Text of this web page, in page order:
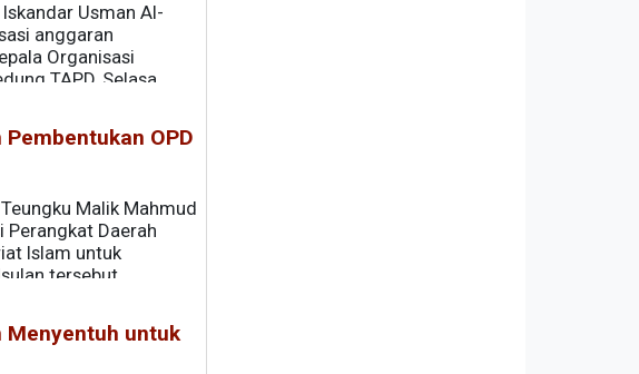
Usman Al-
anggaran
Organisasi
TAPD, Selasa
OPD
Malik Mahmud
Perangkat Daerah
Islam untuk
tersebut
Sunarto, S.H., M.H.,
Menyentuh untuk